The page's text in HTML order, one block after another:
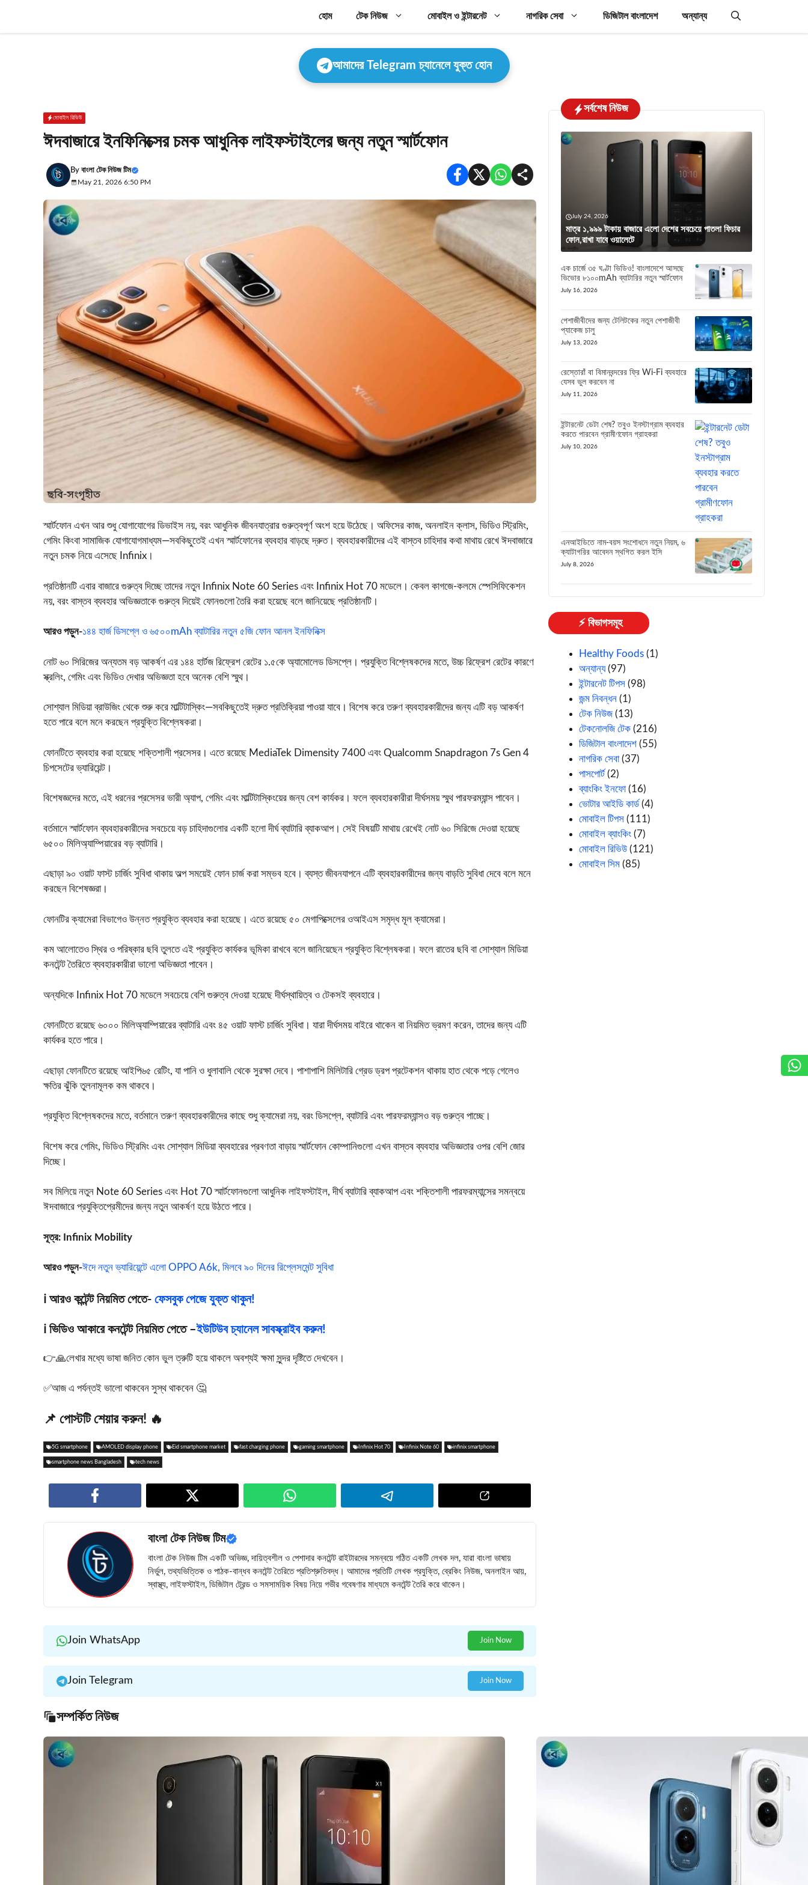
content
হোম টেক নিউজ মোবাইল ও ইন্টারনেট নাগরিক সেবা ডিজিটাল বাংলাদেশ অন্যান্য
আমাদের Telegram চ্যানেলে যুক্ত হোন
মোবাইল রিভিউ
ঈদবাজারে ইনফিনিক্সের চমক আধুনিক লাইফস্টাইলের জন্য নতুন স্মার্টফোন
By বাংলা টেক নিউজ টিম
May 21, 2026 6:50 PM
স্মার্টফোন এখন আর শুধু যোগাযোগের ডিভাইস নয়, বরং আধুনিক জীবনযাত্রার গুরুত্বপূর্ণ অংশ হয়ে উঠেছে। অফিসের কাজ, অনলাইন ক্লাস, ভিডিও স্ট্রিমিং,
গেমিং কিংবা সামাজিক যোগাযোগমাধ্যম—সবকিছুতেই এখন স্মার্টফোনের ব্যবহার বাড়ছে দ্রুত। ব্যবহারকারীদের এই বাস্তব চাহিদার কথা মাথায় রেখে ঈদবাজারে
নতুন চমক নিয়ে এসেছে Infinix ।
প্রতিষ্ঠানটি এবার বাজারে গুরুত্ব দিচ্ছে তাদের নতুন Infinix Note 60 Series এবং Infinix Hot 70 মডেলে। কেবল কাগজে-কলমে স্পেসিফিকেশন
নয়, বরং বাস্তব ব্যবহার অভিজ্ঞতাকে গুরুত্ব দিয়েই ফোনগুলো তৈরি করা হয়েছে বলে জানিয়েছে প্রতিষ্ঠানটি।
আরও পড়ুন-১৪৪ হার্জ ডিসপ্লে ও ৬৫০০mAh ব্যাটারির নতুন ৫জি ফোন আনল ইনফিনিক্স
নোট ৬০ সিরিজের অন্যতম বড় আকর্ষণ এর ১৪৪ হার্টজ রিফ্রেশ রেটের ১.৫কে অ্যামোলেড ডিসপ্লে। প্রযুক্তি বিশ্লেষকদের মতে, উচ্চ রিফ্রেশ রেটের কারণে
স্ক্রলিং, গেমিং এবং ভিডিও দেখার অভিজ্ঞতা হবে অনেক বেশি স্মুথ।
সোশ্যাল মিডিয়া ব্রাউজিং থেকে শুরু করে মাল্টিটাস্কিং—সবকিছুতেই দ্রুত প্রতিক্রিয়া পাওয়া যাবে। বিশেষ করে তরুণ ব্যবহারকারীদের জন্য এটি বড় আকর্ষণ
হতে পারে বলে মনে করছেন প্রযুক্তি বিশ্লেষকরা।
ফোনটিতে ব্যবহার করা হয়েছে শক্তিশালী প্রসেসর। এতে রয়েছে MediaTek Dimensity 7400 এবং Qualcomm Snapdragon 7s Gen 4
চিপসেটের ভ্যারিয়েন্ট।
বিশেষজ্ঞদের মতে, এই ধরনের প্রসেসর ভারী অ্যাপ, গেমিং এবং মাল্টিটাস্কিংয়ের জন্য বেশ কার্যকর। ফলে ব্যবহারকারীরা দীর্ঘসময় স্মুথ পারফরম্যান্স পাবেন।
বর্তমানে স্মার্টফোন ব্যবহারকারীদের সবচেয়ে বড় চাহিদাগুলোর একটি হলো দীর্ঘ ব্যাটারি ব্যাকআপ। সেই বিষয়টি মাথায় রেখেই নোট ৬০ সিরিজে দেওয়া হয়েছে
৬৫০০ মিলিঅ্যাম্পিয়ারের বড় ব্যাটারি।
এছাড়া ৯০ ওয়াট ফাস্ট চার্জিং সুবিধা থাকায় অল্প সময়েই ফোন চার্জ করা সম্ভব হবে। ব্যস্ত জীবনযাপনে এটি ব্যবহারকারীদের জন্য বাড়তি সুবিধা দেবে বলে মনে
করছেন বিশেষজ্ঞরা।
ফোনটির ক্যামেরা বিভাগেও উন্নত প্রযুক্তি ব্যবহার করা হয়েছে। এতে রয়েছে ৫০ মেগাপিক্সেলের ওআইএস সমৃদ্ধ মূল ক্যামেরা।
কম আলোতেও স্থির ও পরিষ্কার ছবি তুলতে এই প্রযুক্তি কার্যকর ভূমিকা রাখবে বলে জানিয়েছেন প্রযুক্তি বিশ্লেষকরা। ফলে রাতের ছবি বা সোশ্যাল মিডিয়া
কনটেন্ট তৈরিতে ব্যবহারকারীরা ভালো অভিজ্ঞতা পাবেন।
অন্যদিকে Infinix Hot 70 মডেলে সবচেয়ে বেশি গুরুত্ব দেওয়া হয়েছে দীর্ঘস্থায়িত্ব ও টেকসই ব্যবহারে।
ফোনটিতে রয়েছে ৬০০০ মিলিঅ্যাম্পিয়ারের ব্যাটারি এবং ৪৫ ওয়াট ফাস্ট চার্জিং সুবিধা। যারা দীর্ঘসময় বাইরে থাকেন বা নিয়মিত ভ্রমণ করেন, তাদের জন্য এটি
কার্যকর হতে পারে।
এছাড়া ফোনটিতে রয়েছে আইপি৬৫ রেটিং, যা পানি ও ধুলাবালি থেকে সুরক্ষা দেবে। পাশাপাশি মিলিটারি গ্রেড ড্রপ প্রটেকশন থাকায় হাত থেকে পড়ে গেলেও
ক্ষতির ঝুঁকি তুলনামূলক কম থাকবে।
প্রযুক্তি বিশ্লেষকদের মতে, বর্তমানে তরুণ ব্যবহারকারীদের কাছে শুধু ক্যামেরা নয়, বরং ডিসপ্লে, ব্যাটারি এবং পারফরম্যান্সও বড় গুরুত্ব পাচ্ছে।
বিশেষ করে গেমিং, ভিডিও স্ট্রিমিং এবং সোশ্যাল মিডিয়া ব্যবহারের প্রবণতা বাড়ায় স্মার্টফোন কোম্পানিগুলো এখন বাস্তব ব্যবহার অভিজ্ঞতার ওপর বেশি জোর
দিচ্ছে।
সব মিলিয়ে নতুন Note 60 Series এবং Hot 70 স্মার্টফোনগুলো আধুনিক লাইফস্টাইল, দীর্ঘ ব্যাটারি ব্যাকআপ এবং শক্তিশালী পারফরম্যান্সের সমন্বয়ে
ঈদবাজারে প্রযুক্তিপ্রেমীদের জন্য নতুন আকর্ষণ হয়ে উঠতে পারে।
সূত্র: Infinix Mobility
আরও পড়ুন-ঈদে নতুন ভ্যারিয়েন্টে এলো OPPO A6k, মিলবে ৯০ দিনের রিপ্লেসমেন্ট সুবিধা
ℹ️ আরও কন্টেন্ট নিয়মিত পেতে- ফেসবুক পেজে যুক্ত থাকুন!
ℹ️ ভিডিও আকারে কনটেন্ট নিয়মিত পেতে –ইউটিউব চ্যানেল সাবস্ক্রাইব করুন!
👉🙏লেখার মধ্যে ভাষা জনিত কোন ভুল ত্রুটি হয়ে থাকলে অবশ্যই ক্ষমা সুন্দর দৃষ্টিতে দেখবেন।
✅আজ এ পর্যন্তই ভালো থাকবেন সুস্থ থাকবেন 🤔
📌 পোস্টটি শেয়ার করুন! 🔥
5G smartphone AMOLED display phone Eid smartphone market fast charging phone gaming smartphone Infinix Hot 70 Infinix Note 60 infinix smartphone
smartphone news Bangladesh tech news
বাংলা টেক নিউজ টিম
বাংলা টেক নিউজ টিম একটি অভিজ্ঞ, দায়িত্বশীল ও পেশাদার কনটেন্ট রাইটারদের সমন্বয়ে গঠিত একটি লেখক দল, যারা বাংলা ভাষায়
নির্ভুল, তথ্যভিত্তিক ও পাঠক-বান্ধব কনটেন্ট তৈরিতে প্রতিশ্রুতিবদ্ধ। আমাদের প্রতিটি লেখক প্রযুক্তি, ব্রেকিং নিউজ, অনলাইন আয়,
স্বাস্থ্য, লাইফস্টাইল, ডিজিটাল ট্রেন্ড ও সমসাময়িক বিষয় নিয়ে গভীর গবেষণার মাধ্যমে কনটেন্ট তৈরি করে থাকেন।
Join WhatsApp Join Now
Join Telegram Join Now
সম্পর্কিত নিউজ
সর্বশেষ নিউজ
July 24, 2026
মাত্র ১,৯৯৯ টাকায় বাজারে এলো দেশের সবচেয়ে পাতলা ফিচার
ফোন,রাখা যাবে ওয়ালেটে
এক চার্জে ৩৫ ঘণ্টা ভিডিও! বাংলাদেশে আসছে
ভিভোর ৮১০০mAh ব্যাটারির নতুন স্মার্টফোন
July 16, 2026
পেশাজীবীদের জন্য টেলিটকের নতুন পেশাজীবী
প্যাকেজ চালু
July 13, 2026
রেস্তোরাঁ বা বিমানবন্দরের ফ্রি Wi-Fi ব্যবহারে
যেসব ভুল করবেন না
July 11, 2026
ইন্টারনেট ডেটা শেষ? তবুও ইনস্টাগ্রাম ব্যবহার
করতে পারবেন গ্রামীণফোন গ্রাহকরা
July 10, 2026
এনআইডিতে নাম-বয়স সংশোধনে নতুন নিয়ম, ৬
ক্যাটাগরির আবেদন স্থগিত করল ইসি
July 8, 2026
⚡ বিভাগসমূহ
Healthy Foods (1)
অন্যান্য(97)
ইন্টারনেট টিপস (98)
জন্ম নিবন্ধন (1)
টেক নিউজ(13)
টেকনোলজি টেক (216)
ডিজিটাল বাংলাদেশ (55)
নাগরিক সেবা(37)
পাসপোর্ট (2)
ব্যাংকিং ইনফো(16)
ভোটার আইডি কার্ড (4)
মোবাইল টিপস (111)
মোবাইল ব্যাংকিং (7)
মোবাইল রিভিউ (121)
মোবাইল সিম (85)